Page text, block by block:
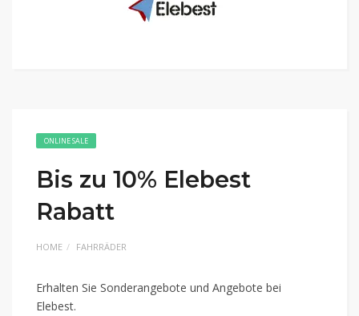
ONLINE SALE
Bis zu 10% Elebest
Rabatt
HOME FAHRRÄDER
Erhalten Sie Sonderangebote und Angebote bei
Elebest.